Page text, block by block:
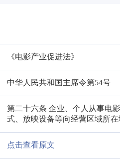
《电影产业促进法》
中华人民共和国主席令第54号
第二十六条 企业、个人从事电
式、放映设备等向经营区域所
点击查看原文